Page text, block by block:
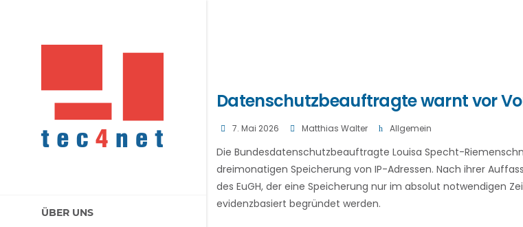
ÜBER UNS
Datenschutzbeauftragte warnt vor
7. Mai 2026 Matthias Walter Allgemein
Die Bundesdatenschutzbeauftragte Louisa Specht-
dreimonatigen Speicherung von IP-Adressen. Nach ihrer
des EuGH, der eine Speicherung nur im absolut notwendigen
evidenzbasiert begründet werden.